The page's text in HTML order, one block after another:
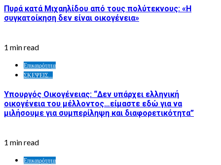
Πυρά κατά Μιχαηλίδου από τους πολύτεκνους: «Η
συγκατοίκηση δεν είναι οικογένεια»
1 min read
Επικαιρότητα
ΣΚΕΨΕΙΣ...
Υπουργός Οικογένειας: “Δεν υπάρχει ελληνική
οικογένεια του μέλλοντος…είμαστε εδώ για να
μιλήσουμε για συμπερίληψη και διαφορετικότητα”
1 min read
Επικαιρότητα